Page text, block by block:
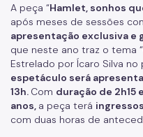
A peça “Hamlet, sonhos
após meses de sessões
apresentação exclusiva e
que neste ano traz o tema
Estrelado por Ícaro Silva
espetáculo será
13h. Com duração de 2h15
anos, a peça terá
com duas horas de